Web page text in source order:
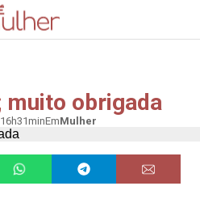
muito obrigada
EmMulher